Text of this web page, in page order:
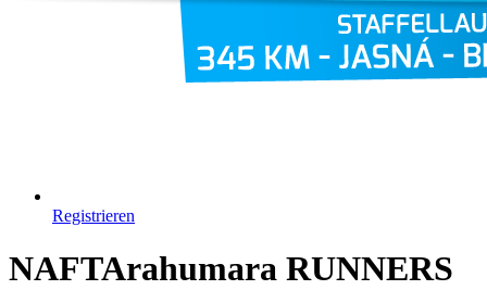
Registrieren
NAFTArahumara RUNNERS